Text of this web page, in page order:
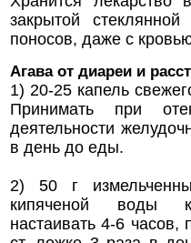
закрытой
поносов, даже с
Агава от диареи и
1) 20-25 капель
Принимать при
деятельности
в день до еды.
2) 50 г
кипяченой воды
настаивать 4-6 часов,